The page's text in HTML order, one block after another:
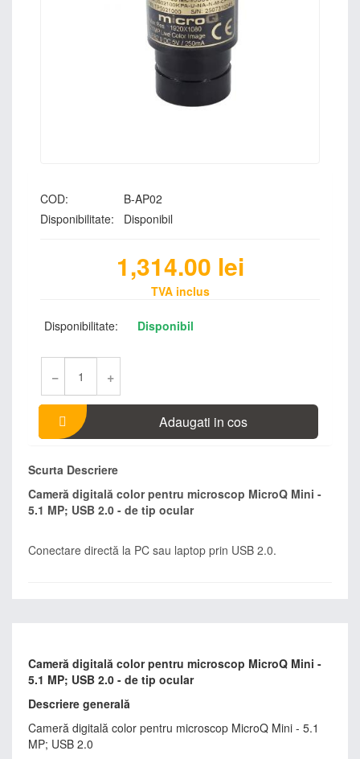
COD:
B-AP02
Disponibilitate:
Disponibil
1,314.00 lei
TVA inclus
Disponibilitate: Disponibil
− +
Adaugati in cos
Scurta Descriere
Cameră digitală color pentru microscop MicroQ Mini -
5.1 MP; USB 2.0 - de tip ocular
Conectare directă la PC sau laptop prin USB 2.0.
Cameră digitală color pentru microscop MicroQ Mini -
5.1 MP; USB 2.0 - de tip ocular
Descriere generală
Cameră digitală color pentru microscop MicroQ Mini - 5.1
MP; USB 2.0